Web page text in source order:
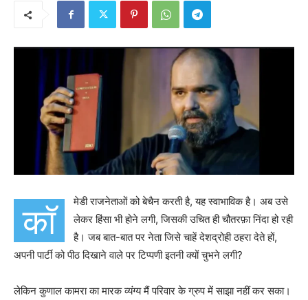
कॉ
मेडी राजनेताओं को बेचैन करती है, यह स्वाभाविक है। अब उसे
लेकर हिंसा भी होने लगी, जिसकी उचित ही चौतरफ़ा निंदा हो रही
है। जब बात-बात पर नेता जिसे चाहें देशद्रोही ठहरा देते हों,
अपनी पार्टी को पीठ दिखाने वाले पर टिप्पणी इतनी क्यों चुभने लगी?
लेकिन कुणाल कामरा का मारक व्यंग्य मैं परिवार के ग्रुप में साझा नहीं कर सका।